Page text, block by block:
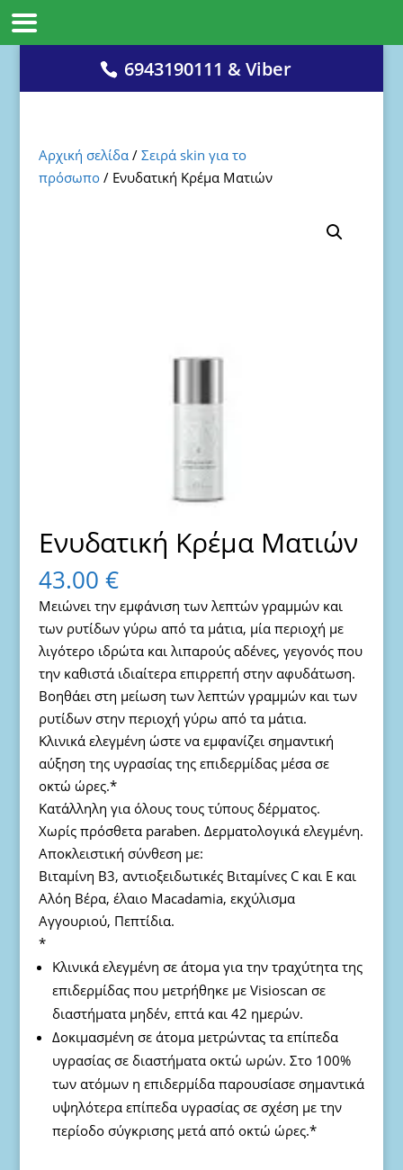
6943190111 & Viber
Αρχική σελίδα/ Σειρά skin για το
πρόσωπο/ Ενυδατική Κρέμα Ματιών
Ενυδατική Κρέμα Ματιών
43.00 €
Μειώνει την εμφάνιση των λεπτών γραμμών και
των ρυτίδων γύρω από τα μάτια, μία περιοχή με
λιγότερο ιδρώτα και λιπαρούς αδένες, γεγονός που
την καθιστά ιδιαίτερα επιρρεπή στην αφυδάτωση.
Βοηθάει στη μείωση των λεπτών γραμμών και των
ρυτίδων στην περιοχή γύρω από τα μάτια.
Κλινικά ελεγμένη ώστε να εμφανίζει σημαντική
αύξηση της υγρασίας της επιδερμίδας μέσα σε
οκτώ ώρες.*
Κατάλληλη για όλους τους τύπους δέρματος.
Χωρίς πρόσθετα paraben. Δερματολογικά ελεγμένη.
Αποκλειστική σύνθεση με:
Βιταμίνη B3, αντιοξειδωτικές Βιταμίνες C και Ε και
Αλόη Βέρα, έλαιο Macadamia, εκχύλισμα
Αγγουριού, Πεπτίδια.
*
Κλινικά ελεγμένη σε άτομα για την τραχύτητα της
επιδερμίδας που μετρήθηκε με Visioscan σε
διαστήματα μηδέν, επτά και 42 ημερών.
Δοκιμασμένη σε άτομα μετρώντας τα επίπεδα
υγρασίας σε διαστήματα οκτώ ωρών. Στο 100%
των ατόμων η επιδερμίδα παρουσίασε σημαντικά
υψηλότερα επίπεδα υγρασίας σε σχέση με την
περίοδο σύγκρισης μετά από οκτώ ώρες.*